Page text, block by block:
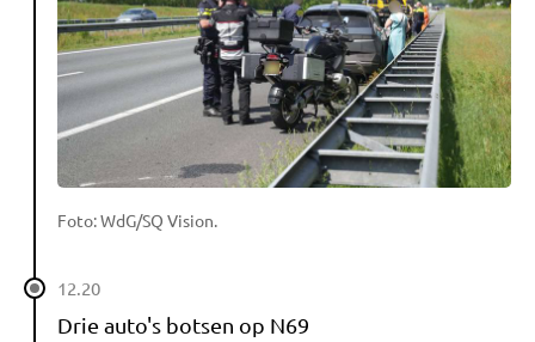
Foto: WdG/SQ Vision.
12.20
Drie auto's botsen op N69